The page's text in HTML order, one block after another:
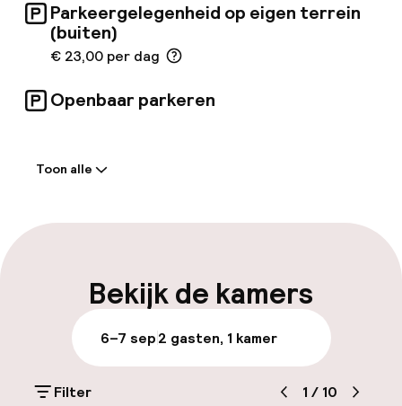
Parkeergelegenheid op eigen terrein
(buiten)
€ 23,00 per dag
Openbaar parkeren
Laat uitchecken mogelijk
Bagageruimte
Parkeren & mobiliteit
Toon alle
Bekijk de kamers
6–7 sep2 gasten, 1 kamer
Filter 1 / 10